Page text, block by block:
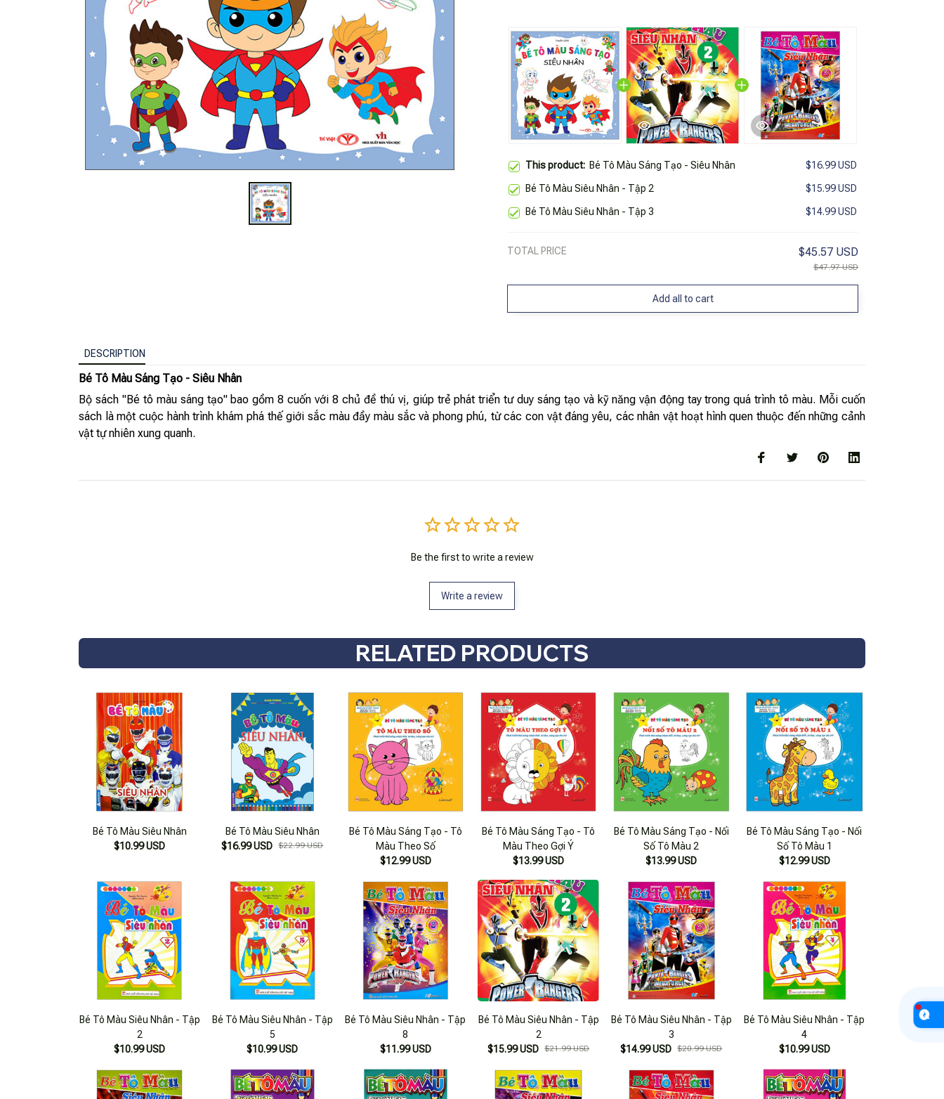
This product: Bé Tô Màu Sáng Tạo - Siêu Nhân $16.99 USD
Bé Tô Màu Siêu Nhân - Tập 2 $15.99 USD
Bé Tô Màu Siêu Nhân - Tập 3 $14.99 USD
TOTAL PRICE $45.57 USD
$47.97 USD
Add all to cart
DESCRIPTION
Bé Tô Màu Sáng Tạo - Siêu Nhân
Bộ sách "Bé tô màu sáng tạo" bao gồm 8 cuốn với 8 chủ đề thú vị, giúp trẻ phát triển tư duy sáng tạo và kỹ năng vận động tay trong quá trình tô màu. Mỗi cuốn
sách là một cuộc hành trình khám phá thế giới sắc màu đầy màu sắc và phong phú, từ các con vật đáng yêu, các nhân vật hoạt hình quen thuộc đến những cảnh
vật tự nhiên xung quanh.
Be the first to write a review
Write a review
RELATED PRODUCTS
Bé Tô Màu Siêu Nhân
$10.99 USD
Bé Tô Màu Siêu Nhân
$16.99 USD
$22.99 USD
Bé Tô Màu Sáng Tạo - Tô
Màu Theo Số
$12.99 USD
Bé Tô Màu Sáng Tạo - Tô
Màu Theo Gợi Ý
$13.99 USD
Bé Tô Màu Sáng Tạo - Nối
Số Tô Màu 2
$13.99 USD
Bé Tô Màu Sáng Tạo - Nối
Số Tô Màu 1
$12.99 USD
Bé Tô Màu Siêu Nhân - Tập
2
$10.99 USD
Bé Tô Màu Siêu Nhân - Tập
5
$10.99 USD
Bé Tô Màu Siêu Nhân - Tập
8
$11.99 USD
Bé Tô Màu Siêu Nhân - Tập
2
$15.99 USD $21.99 USD
Bé Tô Màu Siêu Nhân - Tập
3
$14.99 USD
$20.99 USD
Bé Tô Màu Siêu Nhân - Tập
4
$10.99 USD